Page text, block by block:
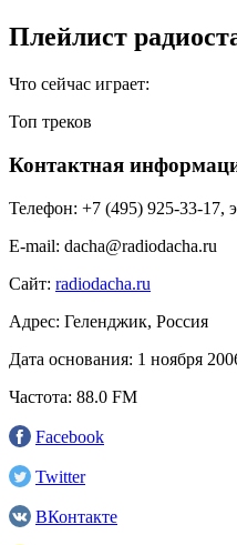
Плейлист
Что сейчас играет:
Топ треков
Контактная
Телефон: +7 (495) 925-33-17,
E-mail: dacha@radiodacha.ru
Сайт: radiodacha.ru
Адрес: Геленджик, Россия
Дата основания: 1 ноября
Частота: 88.0 FM
Facebook
Twitter
ВКонтакте